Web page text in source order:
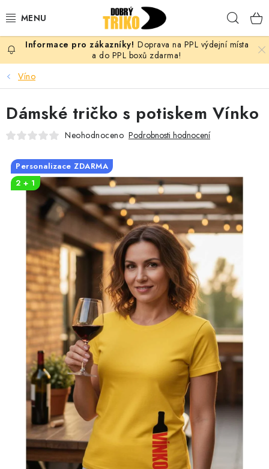
na
PRO ŽENY
PRO MUŽE
PRO DĚTI
PRO PÁRY
VLASTNÍ MOTIV
TRIČKA
MIKINY
OKAMŽITĚ K ODBĚRU
B2B
MÁM SRDCE POMÁHÁM
VÁNOCE
PROVIZNÍ SYSTÉM
O nás Časté otázky
Doprava a platba
Doprava na PPL výdejní místa
a do PPL boxů zdarma!
Víno
Dámské tričko s potiskem Vínko
Neohodnoceno Podrobnosti hodnocení
Personalizace ZDARMA
2 + 1